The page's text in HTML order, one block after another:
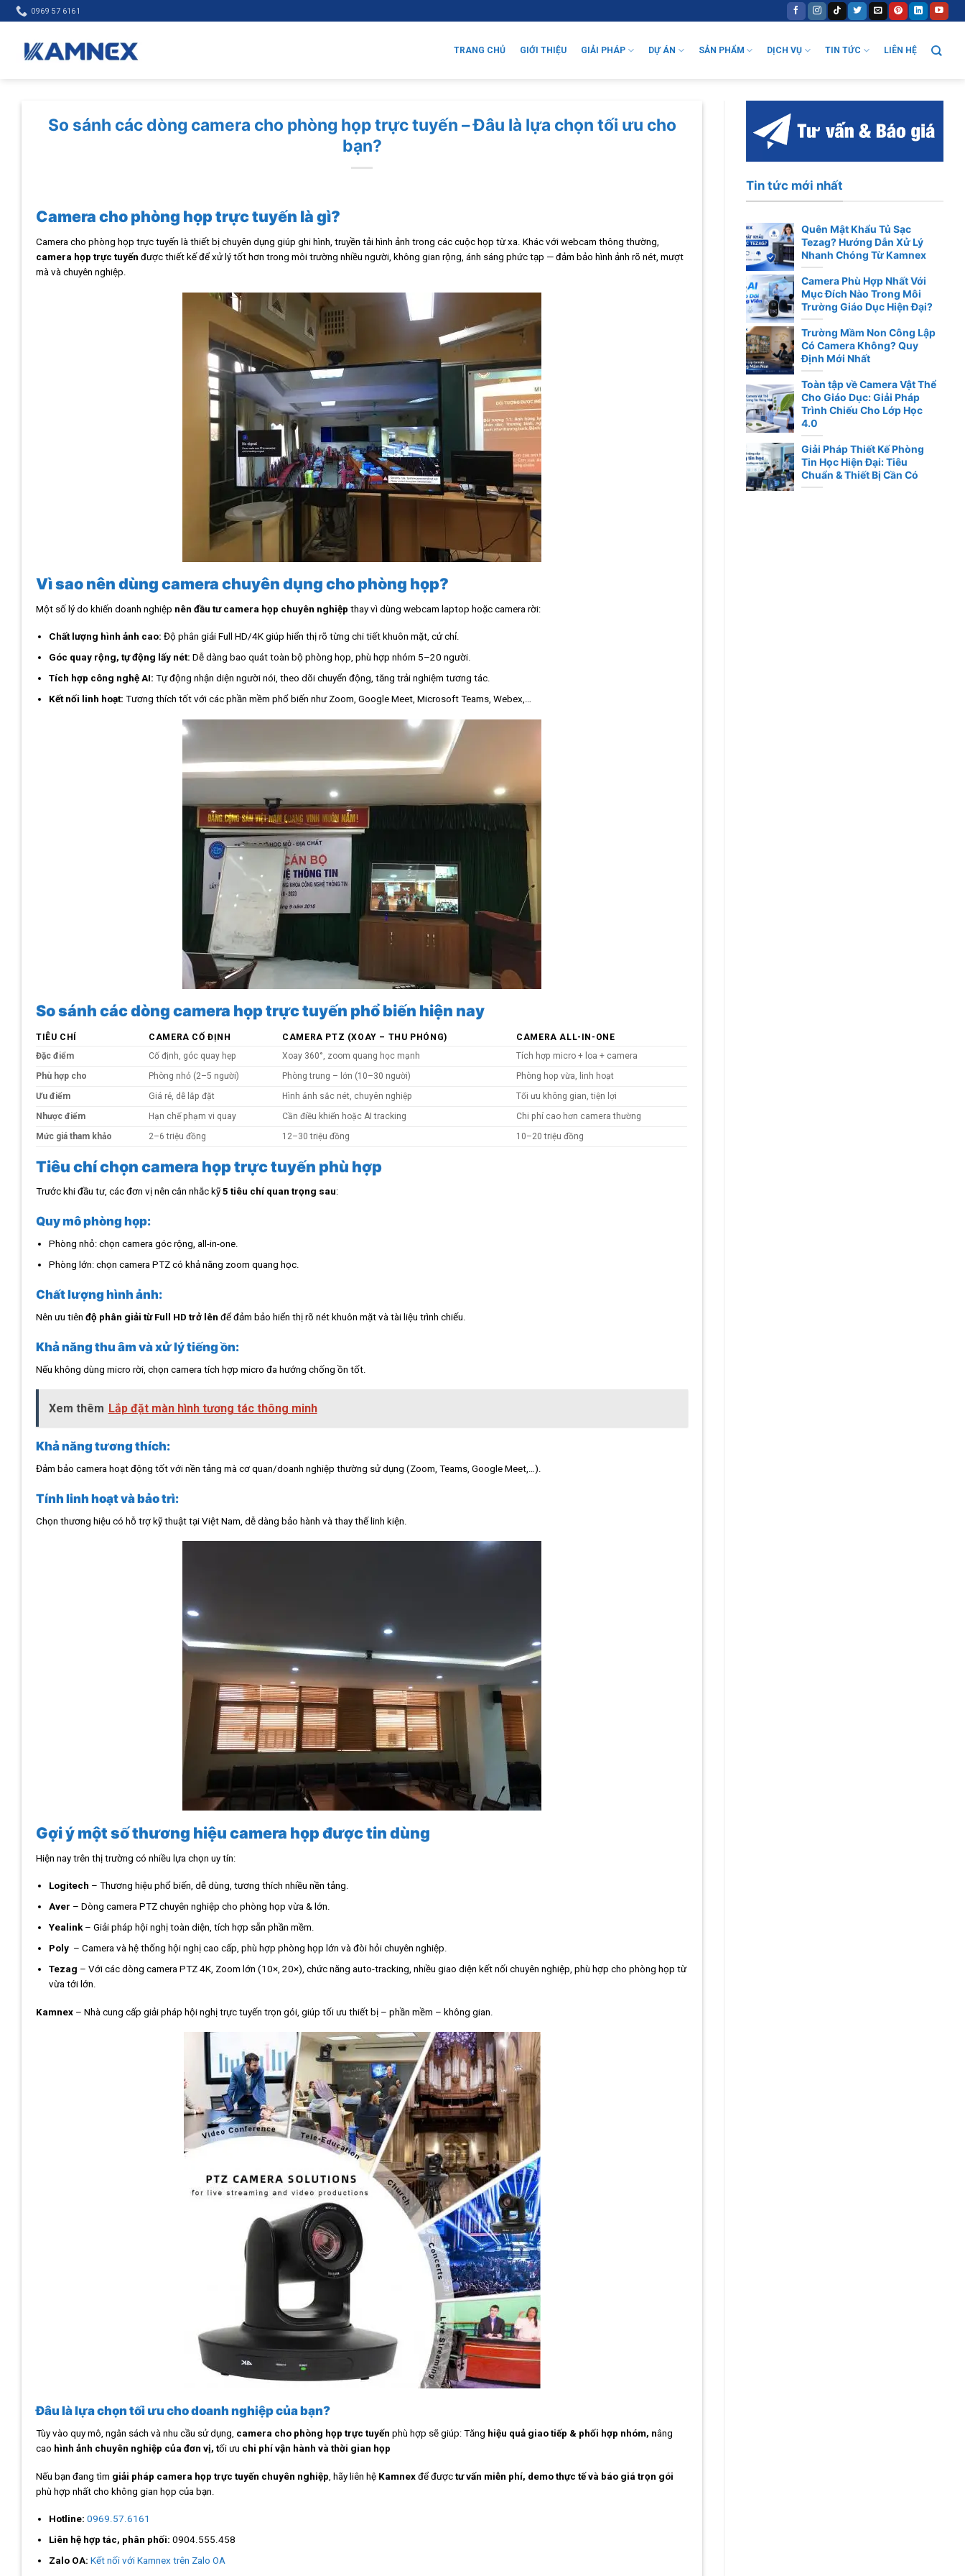
Skip
to
0969 57 6161
TRANG CHỦ GIỚI THIỆU GIẢI PHÁP DỰ ÁN SẢN PHẨM DỊCH VỤ TIN TỨC LIÊN HỆ
So sánh các dòng camera cho phòng họp trực tuyến – Đâu là lựa chọn tối ưu cho
bạn?
Camera cho phòng họp trực tuyến là gì?
Camera cho phòng họp trực tuyến là thiết bị chuyên dụng giúp ghi hình, truyền tải hình ảnh trong các cuộc họp từ xa. Khác với webcam thông thường,
camera họp trực tuyến được thiết kế để xử lý tốt hơn trong môi trường nhiều người, không gian rộng, ánh sáng phức tạp — đảm bảo hình ảnh rõ nét, mượt
mà và chuyên nghiệp.
Vì sao nên dùng camera chuyên dụng cho phòng họp?
Một số lý do khiến doanh nghiệp nên đầu tư camera họp chuyên nghiệp thay vì dùng webcam laptop hoặc camera rời:
Chất lượng hình ảnh cao: Độ phân giải Full HD/4K giúp hiển thị rõ từng chi tiết khuôn mặt, cử chỉ.
Góc quay rộng, tự động lấy nét: Dễ dàng bao quát toàn bộ phòng họp, phù hợp nhóm 5–20 người.
Tích hợp công nghệ AI: Tự động nhận diện người nói, theo dõi chuyển động, tăng trải nghiệm tương tác.
Kết nối linh hoạt: Tương thích tốt với các phần mềm phổ biến như Zoom, Google Meet, Microsoft Teams, Webex,…
So sánh các dòng camera họp trực tuyến phổ biến hiện nay
TIÊU CHÍ CAMERA CỐ ĐỊNH CAMERA PTZ (XOAY – THU PHÓNG)
CAMERA ALL-IN-ONE
Đặc điểm
Cố định, góc quay hẹp Xoay 360°, zoom quang học mạnh
Tích hợp micro + loa + camera
Phù hợp cho
Phòng nhỏ (2–5 người) Phòng trung – lớn (10–30 người)
Phòng họp vừa, linh hoạt
Ưu điểm
Giá rẻ, dễ lắp đặt Hình ảnh sắc nét, chuyên nghiệp
Tối ưu không gian, tiện lợi
Nhược điểm
Hạn chế phạm vi quay Cần điều khiển hoặc AI tracking
Chi phí cao hơn camera thường
Mức giá tham khảo
2–6 triệu đồng 12–30 triệu đồng 10–20 triệu đồng
Tiêu chí chọn camera họp trực tuyến phù hợp
Trước khi đầu tư, các đơn vị nên cân nhắc kỹ5 tiêu chí quan trọng sau:
Quy mô phòng họp:
Phòng nhỏ: chọn camera góc rộng, all-in-one.
Phòng lớn: chọn camera PTZ có khả năng zoom quang học.
Chất lượng hình ảnh:
Nên ưu tiênđộ phân giải từ Full HD trở lên để đảm bảo hiển thị rõ nét khuôn mặt và tài liệu trình chiếu.
Khả năng thu âm và xử lý tiếng ồn:
Nếu không dùng micro rời, chọn camera tích hợp micro đa hướng chống ồn tốt.
Xem thêm Lắp đặt màn hình tương tác thông minh
Khả năng tương thích:
Đảm bảo camera hoạt động tốt với nền tảng mà cơ quan/doanh nghiệp thường sử dụng (Zoom, Teams, Google Meet,…).
Tính linh hoạt và bảo trì:
Chọn thương hiệu có hỗ trợ kỹ thuật tại Việt Nam, dễ dàng bảo hành và thay thế linh kiện.
Gợi ý một số thương hiệu camera họp được tin dùng
Hiện nay trên thị trường có nhiều lựa chọn uy tín:
Logitech – Thương hiệu phổ biến, dễ dùng, tương thích nhiều nền tảng.
Aver – Dòng camera PTZ chuyên nghiệp cho phòng họp vừa & lớn.
Yealink– Giải pháp hội nghị toàn diện, tích hợp sẵn phần mềm.
Poly – Camera và hệ thống hội nghị cao cấp, phù hợp phòng họp lớn và đòi hỏi chuyên nghiệp.
Tezag – Với các dòng camera PTZ 4K, Zoom lớn (10×, 20×), chức năng auto-tracking, nhiều giao diện kết nối chuyên nghiệp, phù hợp cho phòng họp từ
vừa tới lớn.
Kamnex – Nhà cung cấp giải pháp hội nghị trực tuyến trọn gói, giúp tối ưu thiết bị – phần mềm – không gian.
Đâu là lựa chọn tối ưu cho doanh nghiệp của bạn?
Tùy vào quy mô, ngân sách và nhu cầu sử dụng, camera cho phòng họp trực tuyến phù hợp sẽ giúp: Tăng hiệu quả giao tiếp & phối hợp nhóm, nâng
cao hình ảnh chuyên nghiệp của đơn vị, tối ưu chi phí vận hành và thời gian họp
Nếu bạn đang tìm giải pháp camera họp trực tuyến chuyên nghiệp , hãy liên hệ Kamnex để đượctư vấn miễn phí, demo thực tế và báo giá trọn gói
phù hợp nhất cho không gian họp của bạn.
Hotline: 0969.57.6161
Liên hệ hợp tác, phân phối: 0904.555.458
Zalo OA: Kết nối với Kamnex trên Zalo OA
Tin tức mới nhất
Quên Mật Khẩu Tủ Sạc
Tezag? Hướng Dẫn Xử Lý
Nhanh Chóng Từ Kamnex
Camera Phù Hợp Nhất Với
Mục Đích Nào Trong Môi
Trường Giáo Dục Hiện Đại?
Trường Mầm Non Công Lập
Có Camera Không? Quy
Định Mới Nhất
Toàn tập về Camera Vật Thể
Cho Giáo Dục: Giải Pháp
Trình Chiếu Cho Lớp Học
4.0
Giải Pháp Thiết Kế Phòng
Tin Học Hiện Đại: Tiêu
Chuẩn & Thiết Bị Cần Có